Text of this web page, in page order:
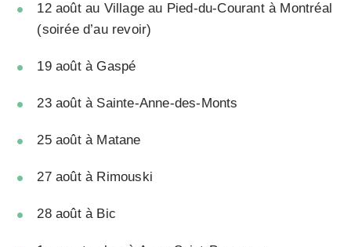
12 août au Village au Pied-du-Courant à Montréal
(soirée d’au revoir)
19 août à Gaspé
23 août à Sainte-Anne-des-Monts
25 août à Matane
27 août à Rimouski
28 août à Bic